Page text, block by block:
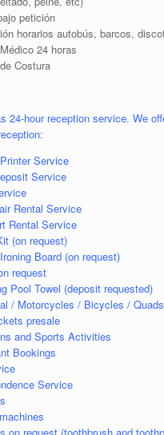
petición
horarios autobús, barcos,
24 horas
Costura
24-hour reception service. We
Service
Service
Rental Service
Rental Service
(on request)
Board (on request)
request
Pool Towel (deposit requested)
/ Motorcycles / Bicycles /
presale
and Sports Activities
Bookings
Service